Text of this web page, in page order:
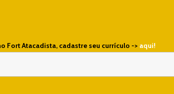
Fort Atacadista, cadastre seu currículo -> aqui!